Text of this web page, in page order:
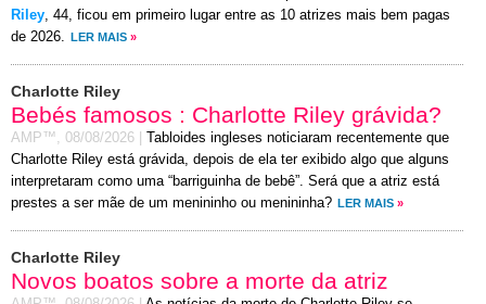
Riley, 44, ficou em primeiro lugar entre as 10 atrizes mais bem pagas
de 2026.
LER MAIS »
Charlotte Riley
Bebés famosos : Charlotte Riley grávida?
AMP™, 08/08/2026
Tabloides ingleses noticiaram recentemente que
Charlotte Riley está grávida, depois de ela ter exibido algo que alguns
interpretaram como uma “barriguinha de bebê”. Será que a atriz está
prestes a ser mãe de um menininho ou menininha? LER MAIS »
Charlotte Riley
Novos boatos sobre a morte da atriz